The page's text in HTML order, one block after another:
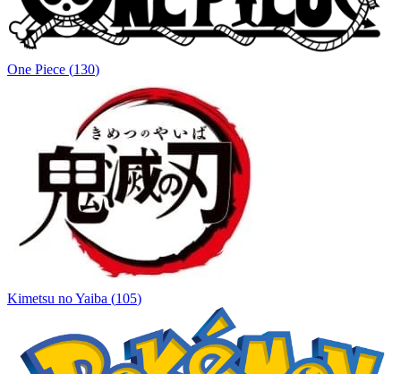
One Piece (130)
Kimetsu no Yaiba (105)